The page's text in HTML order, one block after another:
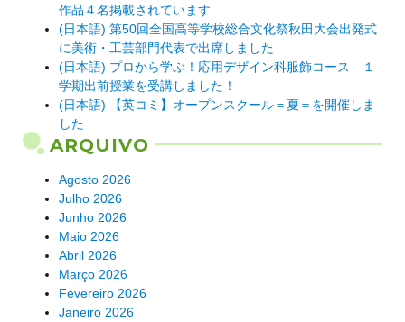
作品４名掲載されています
(日本語) 第50回全国高等学校総合文化祭秋田大会出発式
に美術・工芸部門代表で出席しました
(日本語) プロから学ぶ！応用デザイン科服飾コース １
学期出前授業を受講しました！
(日本語) 【英コミ】オープンスクール＝夏＝を開催しま
した
ARQUIVO
Agosto 2026
Julho 2026
Junho 2026
Maio 2026
Abril 2026
Março 2026
Fevereiro 2026
Janeiro 2026